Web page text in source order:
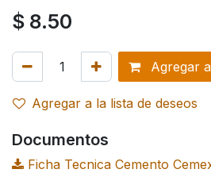
$ 8.50
Agregar
Agregar a la lista de deseos
Documentos
Ficha Tecnica Cemento